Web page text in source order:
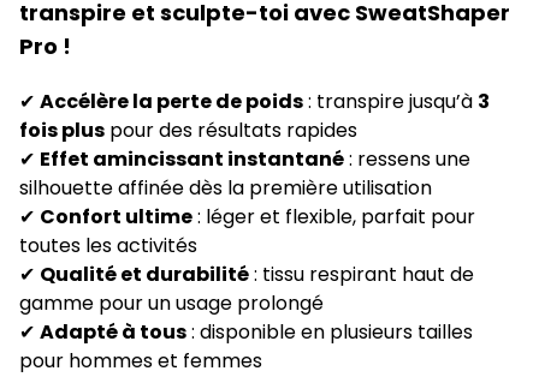
transpire et sculpte-toi avec SweatShaper
Pro !
✔ Accélère la perte de poids: transpire jusqu’à 3
fois plus pour des résultats rapides
✔ Effet amincissant instantané: ressens une
silhouette affinée dès la première utilisation
✔ Confort ultime: léger et flexible, parfait pour
toutes les activités
✔ Qualité et durabilité: tissu respirant haut de
gamme pour un usage prolongé
✔ Adapté à tous: disponible en plusieurs tailles
pour hommes et femmes